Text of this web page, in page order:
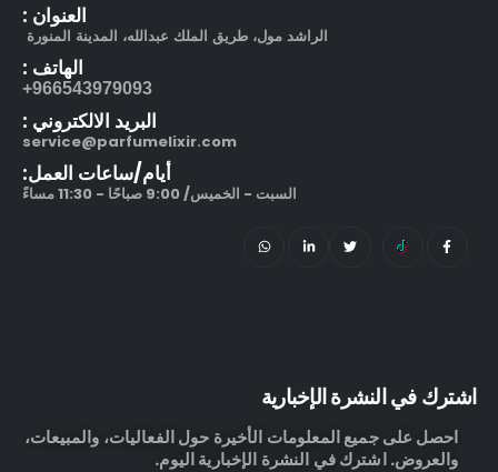
العنوان :
الراشد مول، طريق الملك عبدالله، المدينة المنورة
الهاتف :
966543979093+
البريد الالكتروني :
service@parfumelixir.com
أيام/ساعات العمل:
السبت - الخميس/ 9:00 صباحًا - 11:30 مساءً
اشترك في النشرة الإخبارية
احصل على جميع المعلومات الأخيرة حول الفعاليات، والمبيعات،
والعروض. اشترك في النشرة الإخبارية اليوم.